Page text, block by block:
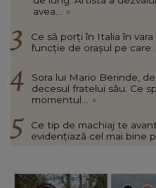
avea...
»
Ce să porți în Italia în
funcție de orașul pe care...
Sora lui Mario Berinde,
decesul fratelui său. Ce
momentul...
»
Ce tip de machiaj te
evidențiază cel mai bine